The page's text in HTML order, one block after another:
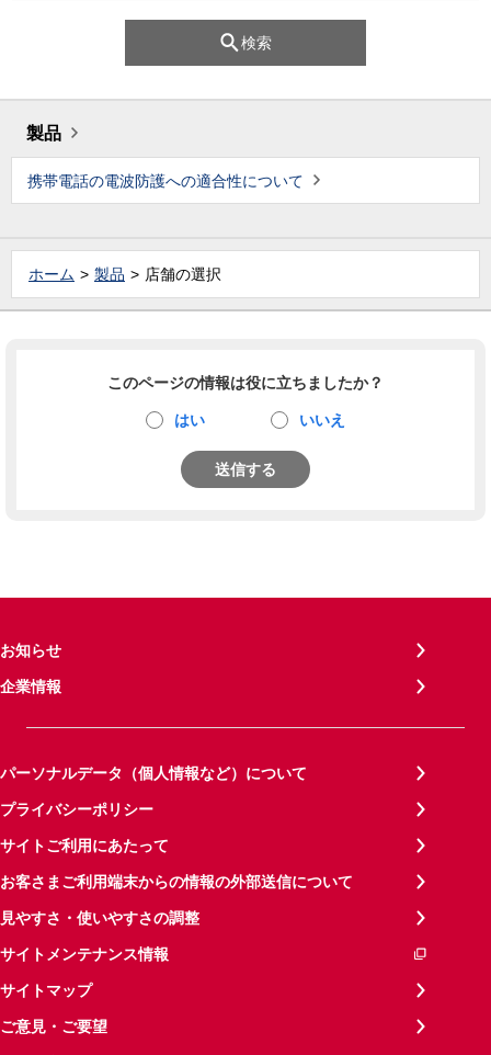
検索
製品
携帯電話の電波防護への適合性について
ホーム 製品 店舗の選択
このページの情報は役に立ちましたか？
はい いいえ
送信する
お知らせ
企業情報
パーソナルデータ（個人情報など）について
プライバシーポリシー
サイトご利用にあたって
お客さまご利用端末からの情報の外部送信について
見やすさ・使いやすさの調整
サイトメンテナンス情報
サイトマップ
ご意見・ご要望